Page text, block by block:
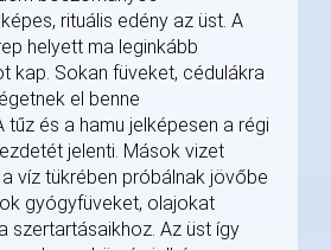
rituális edény az üst. A
helyett ma leginkább
kap. Sokan füveket, cédulákra
el benne
tűz és a hamu jelképesen a régi
jelenti. Mások vizet
víz tükrében próbálnak jövőbe
gyógyfüveket, olajokat
szertartásaikhoz. Az üst így